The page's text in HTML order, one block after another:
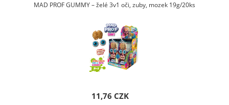
MAD PROF GUMMY – želé 3v1 oči, zuby, mozek 19g/20ks
11,76 CZK